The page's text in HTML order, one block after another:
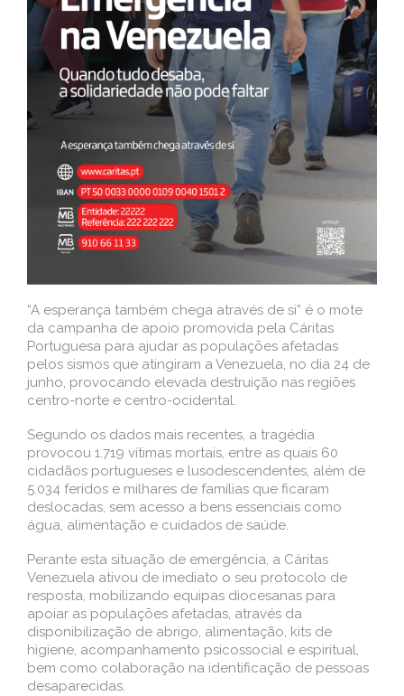
“A esperança também chega através de si” é o mote
da campanha de apoio promovida pela Cáritas
Portuguesa para ajudar as populações afetadas
pelos sismos que atingiram a Venezuela, no dia 24 de
junho, provocando elevada destruição nas regiões
centro-norte e centro-ocidental.
Segundo os dados mais recentes, a tragédia
provocou 1.719 vítimas mortais, entre as quais 60
cidadãos portugueses e lusodescendentes, além de
5.034 feridos e milhares de famílias que ficaram
deslocadas, sem acesso a bens essenciais como
água, alimentação e cuidados de saúde.
Perante esta situação de emergência, a Cáritas
Venezuela ativou de imediato o seu protocolo de
resposta, mobilizando equipas diocesanas para
apoiar as populações afetadas, através da
disponibilização de abrigo, alimentação, kits de
higiene, acompanhamento psicossocial e espiritual,
bem como colaboração na identificação de pessoas
desaparecidas.